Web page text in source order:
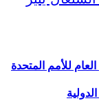
للأمم المتحدة